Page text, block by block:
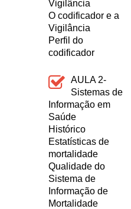
Vigilância
O codificador e a
Vigilância
Perfil do
codificador
AULA 2-
Sistemas de
Informação em
Saúde
Histórico
Estatísticas de
mortalidade
Qualidade do
Sistema de
Informação de
Mortalidade